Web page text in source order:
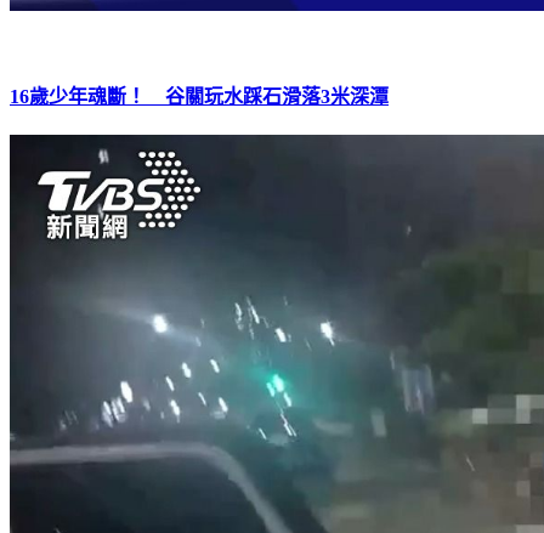
16歲少年魂斷！ 谷關玩水踩石滑落3米深潭